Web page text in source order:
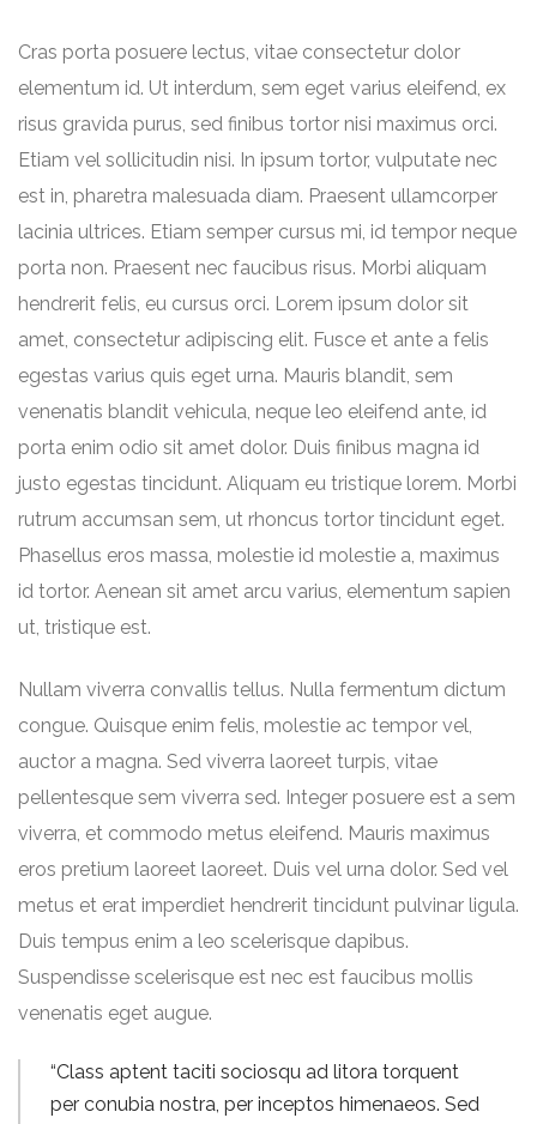
Cras porta posuere lectus, vitae consectetur dolor
elementum id. Ut interdum, sem eget varius eleifend, ex
risus gravida purus, sed finibus tortor nisi maximus orci.
Etiam vel sollicitudin nisi. In ipsum tortor, vulputate nec
est in, pharetra malesuada diam. Praesent ullamcorper
lacinia ultrices. Etiam semper cursus mi, id tempor neque
porta non. Praesent nec faucibus risus. Morbi aliquam
hendrerit felis, eu cursus orci. Lorem ipsum dolor sit
amet, consectetur adipiscing elit. Fusce et ante a felis
egestas varius quis eget urna. Mauris blandit, sem
venenatis blandit vehicula, neque leo eleifend ante, id
porta enim odio sit amet dolor. Duis finibus magna id
justo egestas tincidunt. Aliquam eu tristique lorem. Morbi
rutrum accumsan sem, ut rhoncus tortor tincidunt eget.
Phasellus eros massa, molestie id molestie a, maximus
id tortor. Aenean sit amet arcu varius, elementum sapien
ut, tristique est.
Nullam viverra convallis tellus. Nulla fermentum dictum
congue. Quisque enim felis, molestie ac tempor vel,
auctor a magna. Sed viverra laoreet turpis, vitae
pellentesque sem viverra sed. Integer posuere est a sem
viverra, et commodo metus eleifend. Mauris maximus
eros pretium laoreet laoreet. Duis vel urna dolor. Sed vel
metus et erat imperdiet hendrerit tincidunt pulvinar ligula.
Duis tempus enim a leo scelerisque dapibus.
Suspendisse scelerisque est nec est faucibus mollis
venenatis eget augue.
“Class aptent taciti sociosqu ad litora torquent
per conubia nostra, per inceptos himenaeos. Sed